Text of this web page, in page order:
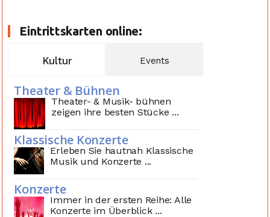
Eintrittskarten online:
Kultur Events
Theater & Bühnen
Theater- & Musik- bühnen
zeigen ihre besten Stücke ...
Klassische Konzerte
Erleben Sie hautnah Klassische
Musik und Konzerte ...
Konzerte
Immer in der ersten Reihe: Alle
Konzerte im Überblick ...